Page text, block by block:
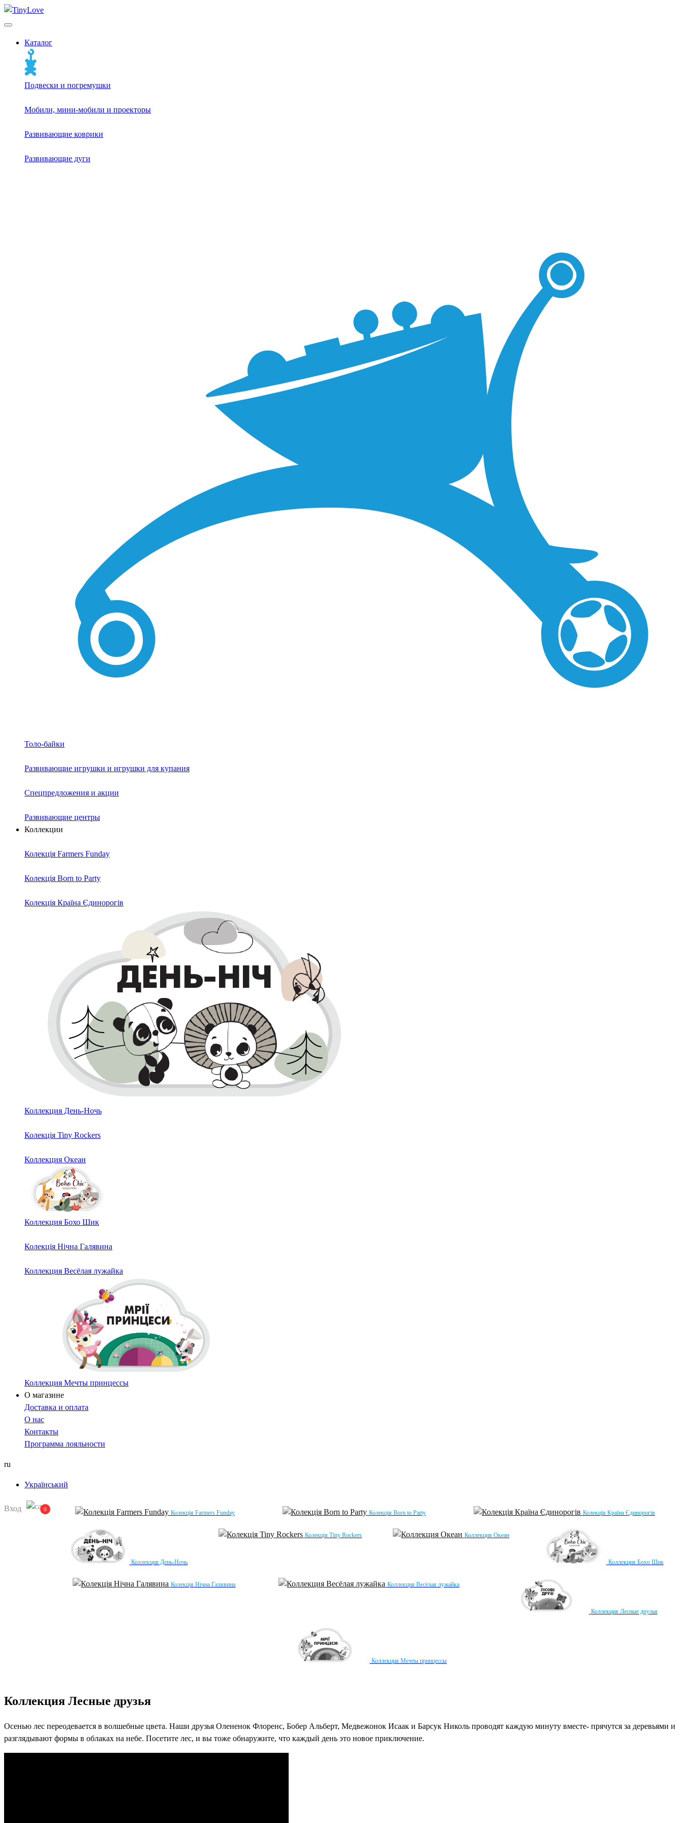
Каталог
Подвески и погремушки
Мобили, мини-мобили и проекторы
Развивающие коврики
Развивающие дуги
Толо-байки
Развивающие игрушки и игрушки для купания
Спецпредложения и акции
Развивающие центры
Коллекции
Колекція Farmers Funday
Колекція Born to Party
Колекція Країна Єдинорогів
Коллекция День-Ночь
Колекція Tiny Rockers
Коллекция Океан
Коллекция Бохо Шик
Колекція Нічна Галявина
Коллекция Весёлая лужайка
Коллекция Мечты принцессы
О магазине
Доставка и оплата
О нас
Контакты
Программа лояльности
ru
Український
Вход 0 Колекція Farmers Funday Колекція Born to Party Колекція Країна Єдинорогів
Коллекция День-Ночь
Колекція Tiny Rockers Коллекция Океан
Коллекция Бохо Шик
Колекція Нічна Галявина Коллекция Весёлая лужайка
Коллекция Лесные друзья
Коллекция Мечты принцессы
Коллекция Лесные друзья
Осенью лес переодевается в волшебные цвета. Наши друзья Олененок Флоренс, Бобер Альберт, Медвежонок Исаак и Барсук Николь проводят каждую минуту вместе- прячутся за деревьями и
разглядывают формы в облаках на небе. Посетите лес, и вы тоже обнаружите, что каждый день это новое приключение.